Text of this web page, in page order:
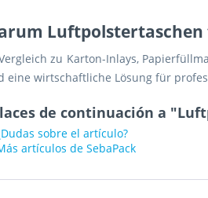
Luftpolstertaschen
zu Karton-Inlays,
eine wirtschaftliche Lösung für
de continuación a
sobre el artículo?
artículos de SebaPack